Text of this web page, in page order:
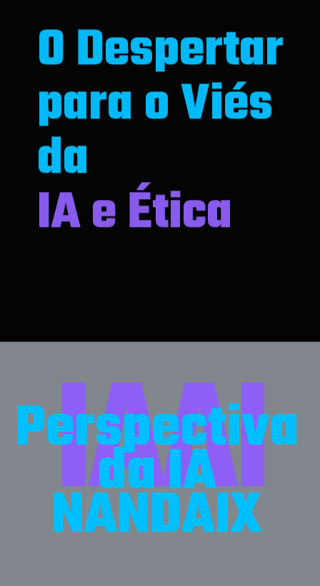
O Despertar
para o Viés
da
IA e Ética
IAAI
Perspectiva
da IA
NANDAIX